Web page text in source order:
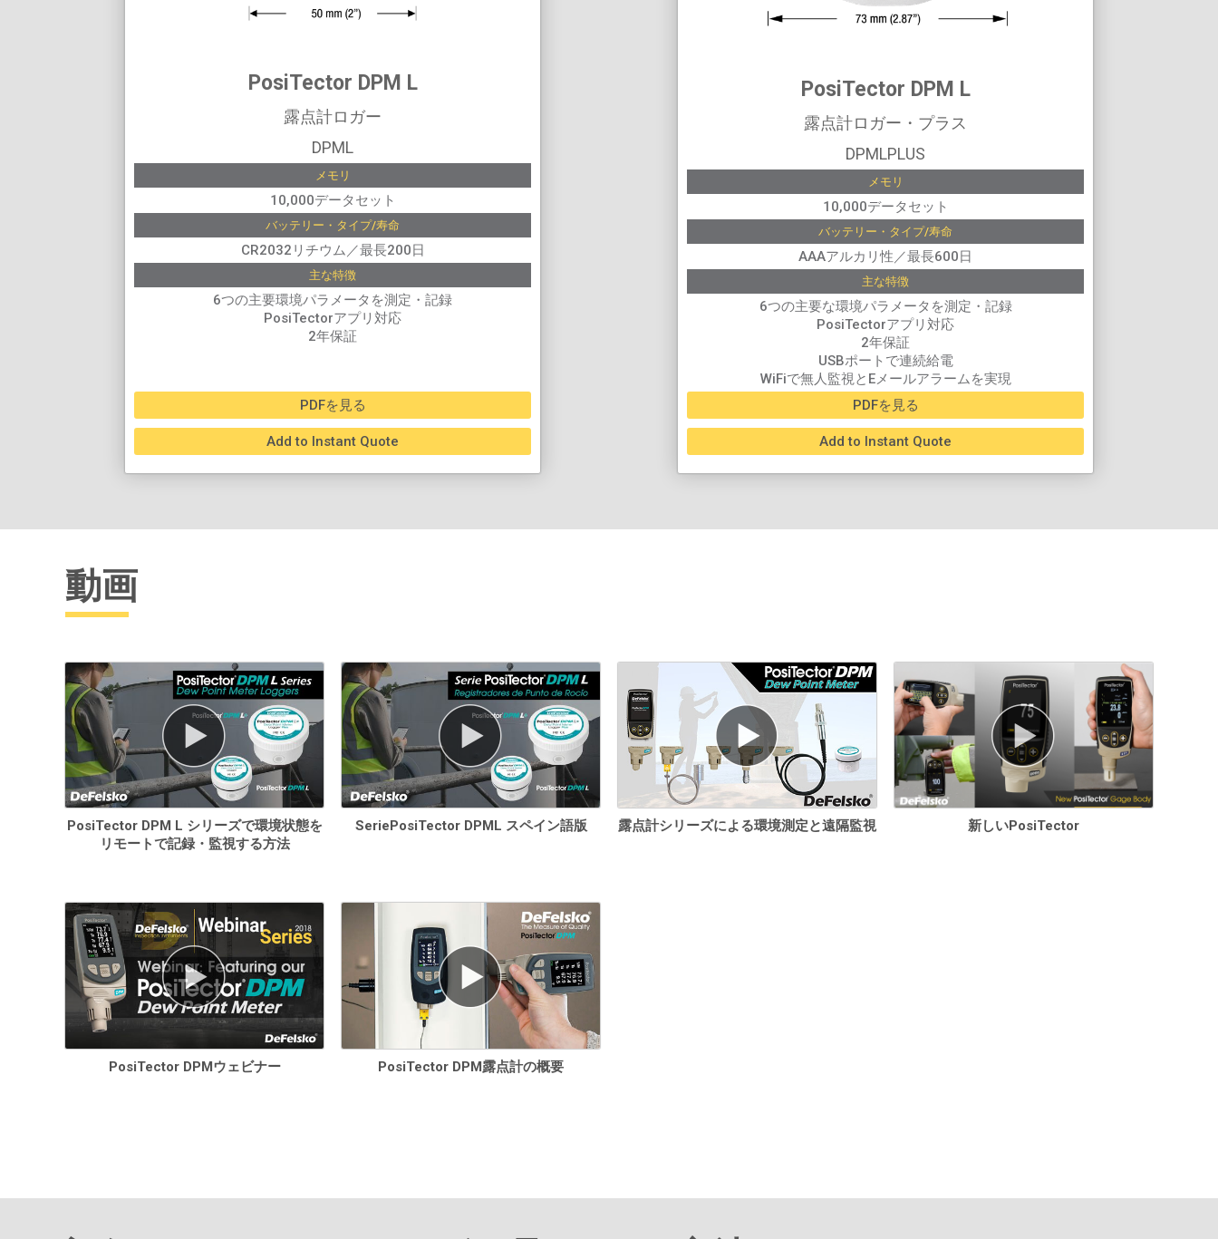
PosiTector DPM L
露点計ロガー
DPML
メモリ
10,000データセット
バッテリー・タイプ/寿命
CR2032リチウム／最長200日
主な特徴
6つの主要環境パラメータを測定・記録
PosiTectorアプリ対応
2年保証
PDFを見る
Add to Instant Quote
PosiTector DPM L
露点計ロガー・プラス
DPMLPLUS
メモリ
10,000データセット
バッテリー・タイプ/寿命
AAAアルカリ性／最長600日
主な特徴
6つの主要な環境パラメータを測定・記録
PosiTectorアプリ対応
2年保証
USBポートで連続給電
WiFiで無人監視とEメールアラームを実現
PDFを見る
Add to Instant Quote
動画
PosiTector DPM L シリーズで環境状態を
リモートで記録・監視する方法
SeriePosiTector DPML スペイン語版 露点計シリーズによる環境測定と遠隔監視 新しいPosiTector
PosiTector DPMウェビナー PosiTector DPM露点計の概要